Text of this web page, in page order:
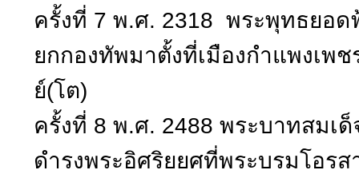
ครั้งที่ 7 พ.ศ. 2318 พระพุทธยอด
ยกกองทัพมาตั้งที่เมืองกำแพงเพ
ย์(โต)
ครั้งที่ 8 พ.ศ. 2488 พระบาทสมเ
ดำรงพระอิศริยยศที่พระบรมโอร